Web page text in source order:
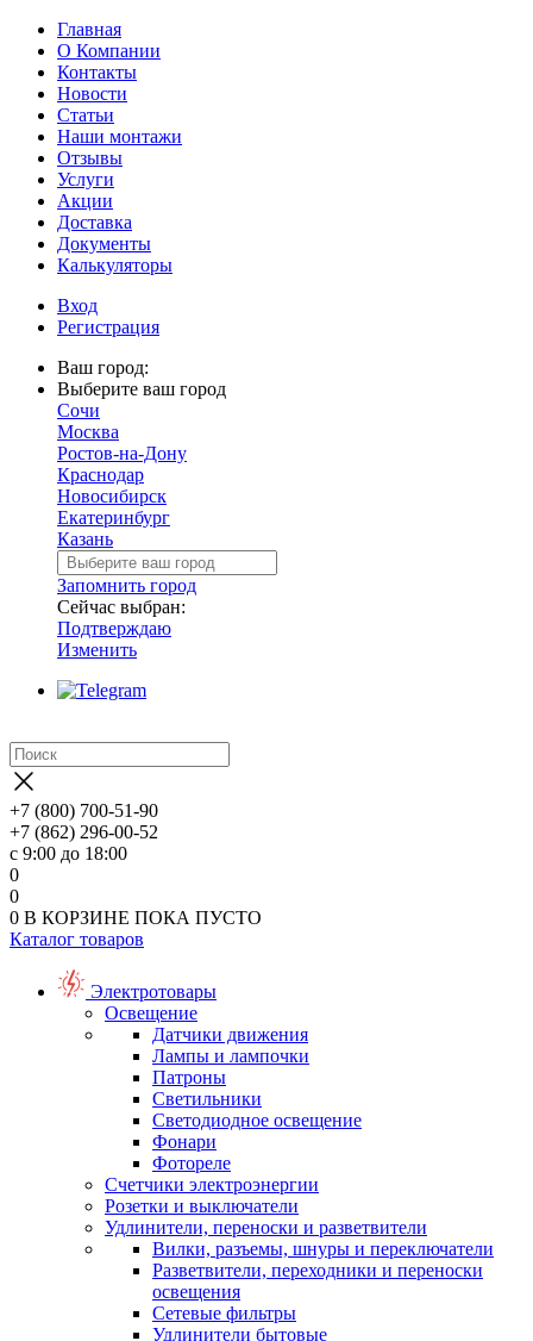
Главная
О Компании
Контакты
Новости
Статьи
Наши монтажи
Отзывы
Услуги
Акции
Доставка
Документы
Калькуляторы
Вход
Регистрация
Ваш город:
Выберите ваш город
Сочи
Москва
Ростов-на-Дону
Краснодар
Новосибирск
Екатеринбург
Казань
Запомнить город
Сейчас выбран:
Подтверждаю
Изменить
+7 (800) 700-51-90
+7 (862) 296-00-52
с 9:00 до 18:00
0
0
0 В КОРЗИНЕ ПОКА ПУСТО
Каталог товаров
Электротовары
Освещение
Датчики движения
Лампы и лампочки
Патроны
Светильники
Светодиодное освещение
Фонари
Фотореле
Счетчики электроэнергии
Розетки и выключатели
Удлинители, переноски и разветвители
Вилки, разъемы, шнуры и переключатели
Разветвители, переходники и переноски
освещения
Сетевые фильтры
Удлинители бытовые